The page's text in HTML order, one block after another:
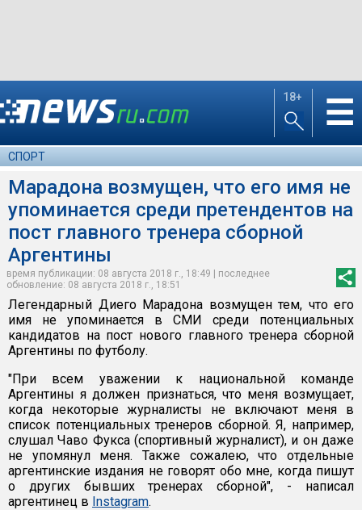
18+ ☰
СПОРТ
Марадона возмущен, что его имя не
упоминается среди претендентов на
пост главного тренера сборной
Аргентины
время публикации: 08 августа 2018 г., 18:49 | последнее
обновление: 08 августа 2018 г., 18:51
Легендарный Диего Марадона возмущен тем, что его
имя не упоминается в СМИ среди потенциальных
кандидатов на пост нового главного тренера сборной
Аргентины по футболу.
"При всем уважении к национальной команде
Аргентины я должен признаться, что меня возмущает,
когда некоторые журналисты не включают меня в
список потенциальных тренеров сборной. Я, например,
слушал Чаво Фукса (спортивный журналист), и он даже
не упомянул меня. Также сожалею, что отдельные
аргентинские издания не говорят обо мне, когда пишут
о других бывших тренерах сборной", - написал
аргентинец в Instagram.